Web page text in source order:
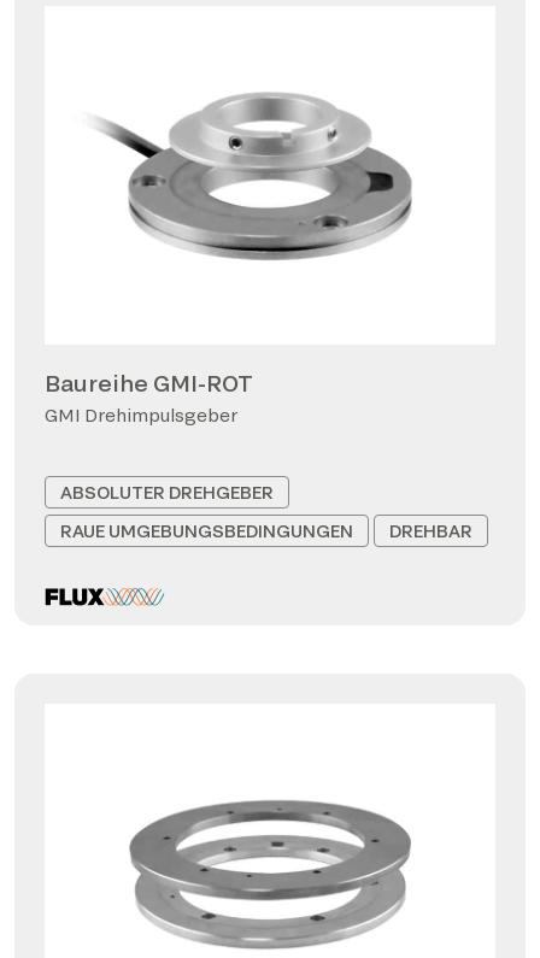
Baureihe GMI-ROT
GMI Drehimpulsgeber
ABSOLUTER DREHGEBER
RAUE UMGEBUNGSBEDINGUNGEN
DREHBAR